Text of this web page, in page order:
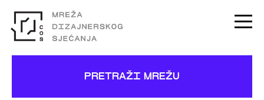
PRETRAŽI MREŽU